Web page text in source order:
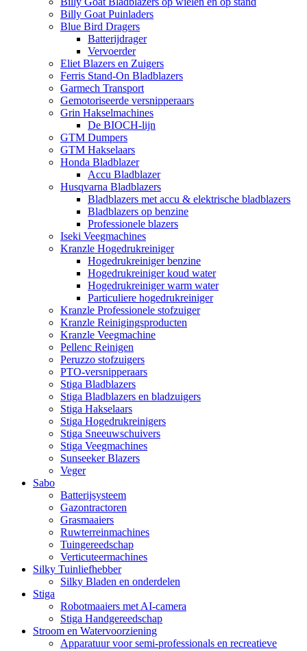
Billy Goat Puinladers
Blue Bird Dragers
Batterijdrager
Vervoerder
Eliet Blazers en Zuigers
Ferris Stand-On Bladblazers
Garmech Transport
Gemotoriseerde versnipperaars
Grin Hakselmachines
De BIOCH-lijn
GTM Dumpers
GTM Hakselaars
Honda Bladblazer
Accu Bladblazer
Husqvarna Bladblazers
Bladblazers met accu & elektrische bladblazers
Bladblazers op benzine
Professionele blazers
Iseki Veegmachines
Kranzle Hogedrukreiniger
Hogedrukreiniger benzine
Hogedrukreiniger koud water
Hogedrukreiniger warm water
Particuliere hogedrukreiniger
Kranzle Professionele stofzuiger
Kranzle Reinigingsproducten
Kranzle Veegmachine
Pellenc Reinigen
Peruzzo stofzuigers
PTO-versnipperaars
Stiga Bladblazers
Stiga Bladblazers en bladzuigers
Stiga Hakselaars
Stiga Hogedrukreinigers
Stiga Sneeuwschuivers
Stiga Veegmachines
Sunseeker Blazers
Veger
Sabo
Batterijsysteem
Gazontractoren
Grasmaaiers
Ruwterreinmachines
Tuingereedschap
Verticuteermachines
Silky Tuinliefhebber
Silky Bladen en onderdelen
Stiga
Robotmaaiers met AI-camera
Stiga Handgereedschap
Stroom en Watervoorziening
Apparatuur voor semi-professionals en recreatieve